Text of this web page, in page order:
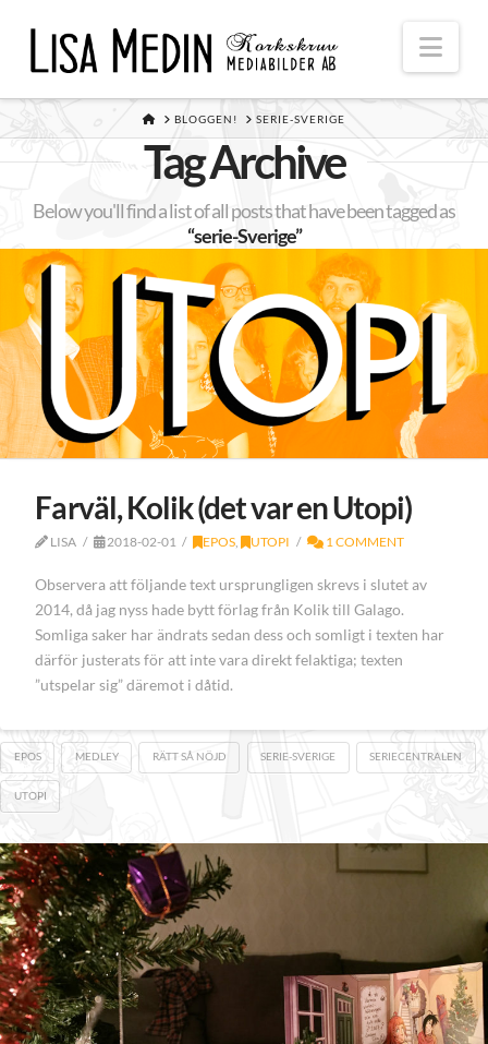
HOMEBLOGGEN! SERIE-SVERIGE
Tag Archive
Below you'll find a list of all posts that have been tagged as
“serie-Sverige”
Farväl, Kolik (det var en Utopi)
LISA 2018-02-01 EPOS, UTOPI 1 COMMENT
Observera att följande text ursprungligen skrevs i slutet av
2014, då jag nyss hade bytt förlag från Kolik till Galago.
Somliga saker har ändrats sedan dess och somligt i texten har
därför justerats för att inte vara direkt felaktiga; texten
”utspelar sig” däremot i dåtid.
EPOS MEDLEY RÄTT SÅ NÖJD SERIE-SVERIGE SERIECENTRALEN
UTOPI